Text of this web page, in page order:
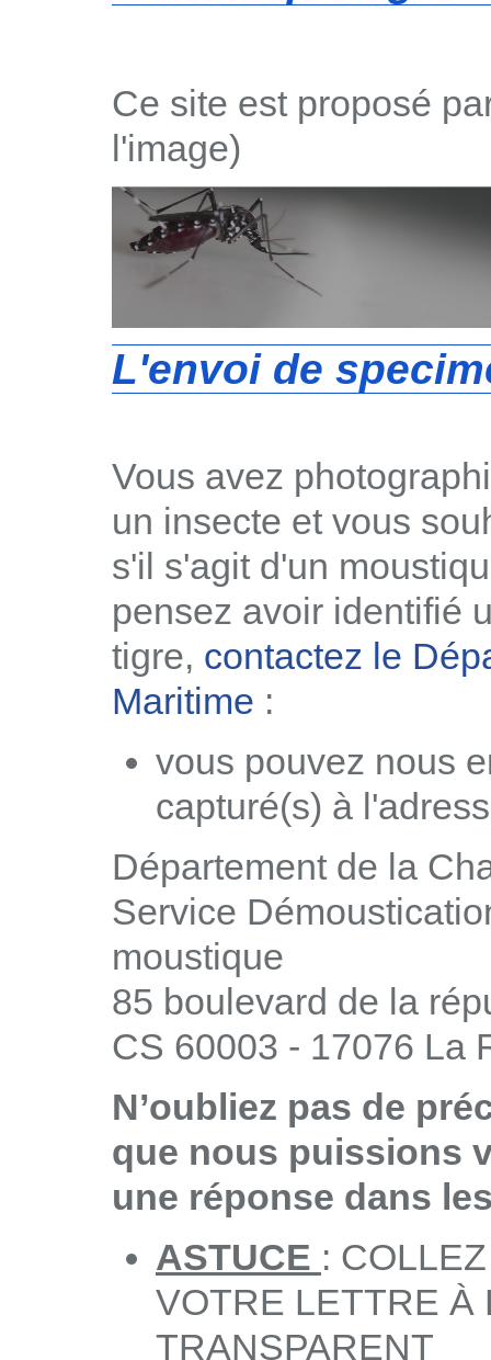
Ce site est proposé
l'image)
L'envoi de
Vous avez
un insecte et vous
s'il s'agit d'un
pensez avoir identifié
tigre, contactez le
Maritime :
vous pouvez nous
capturé(s) à
Département de la
Service
moustique
85 boulevard de la
CS 60003 - 17076 La
N’oubliez pas de
que nous puissions
une réponse dans
ASTUCE :
VOTRE LETTRE À
TRANSPARENT